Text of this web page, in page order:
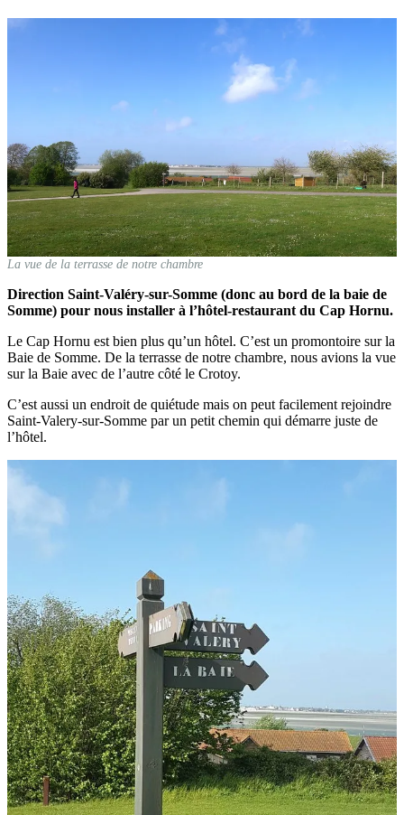
La vue de la terrasse de notre chambre
Direction Saint-Valéry-sur-Somme (donc au bord de la baie de
Somme) pour nous installer à l’hôtel-restaurant du Cap Hornu.
Le Cap Hornu est bien plus qu’un hôtel. C’est un promontoire sur la
Baie de Somme. De la terrasse de notre chambre, nous avions la vue
sur la Baie avec de l’autre côté le Crotoy.
C’est aussi un endroit de quiétude mais on peut facilement rejoindre
Saint-Valery-sur-Somme par un petit chemin qui démarre juste de
l’hôtel.